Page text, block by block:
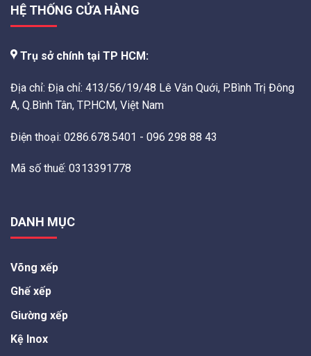
HỆ THỐNG CỬA HÀNG
Trụ sở chính tại TP HCM:
Địa chỉ: Địa chỉ: 413/56/19/48 Lê Văn Quới, P.Bình Trị Đông
A, Q.Bình Tân, TP.HCM, Việt Nam
Điện thoại: 0286.678.5401 - 096 298 88 43
Mã số thuế: 0313391778
DANH MỤC
Võng xếp
Ghế xếp
Giường xếp
Kệ Inox